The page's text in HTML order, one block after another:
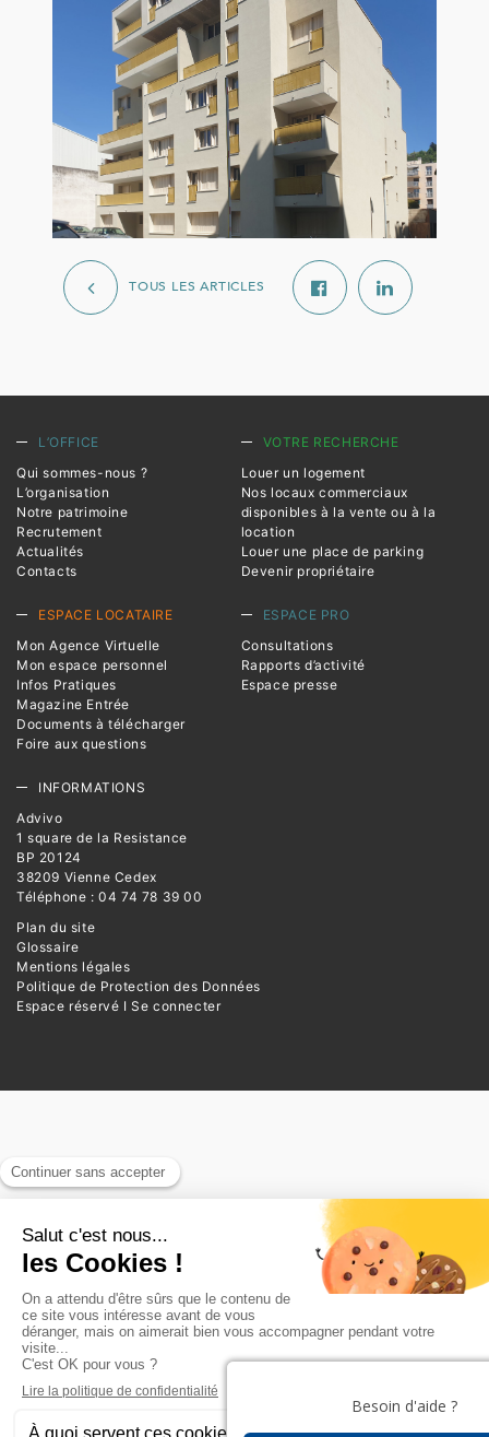
TOUS LES ARTICLES
L’OFFICE
Qui sommes-nous ?
L’organisation
Notre patrimoine
Recrutement
Actualités
Contacts
VOTRE RECHERCHE
Louer un logement
Nos locaux commerciaux
disponibles à la vente ou à la
location
Louer une place de parking
Devenir propriétaire
ESPACE LOCATAIRE
Mon Agence Virtuelle
Mon espace personnel
Infos Pratiques
Magazine Entrée
Documents à télécharger
Foire aux questions
ESPACE PRO
Consultations
Rapports d’activité
Espace presse
INFORMATIONS
Advivo
1 square de la Resistance
BP 20124
38209 Vienne Cedex
Téléphone : 04 74 78 39 00
Plan du site
Glossaire
Mentions légales
Politique de Protection des Données
Espace réservé I Se connecter